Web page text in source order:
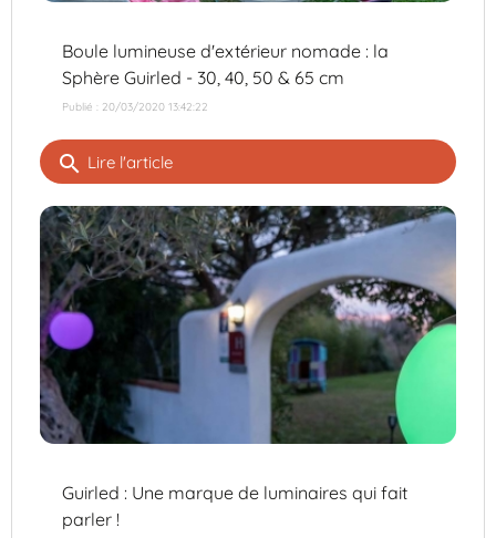
Boule lumineuse d'extérieur nomade : la
Sphère Guirled - 30, 40, 50 & 65 cm
Publié : 20/03/2020 13:42:22
search Lire l'article
Guirled : Une marque de luminaires qui fait
parler !